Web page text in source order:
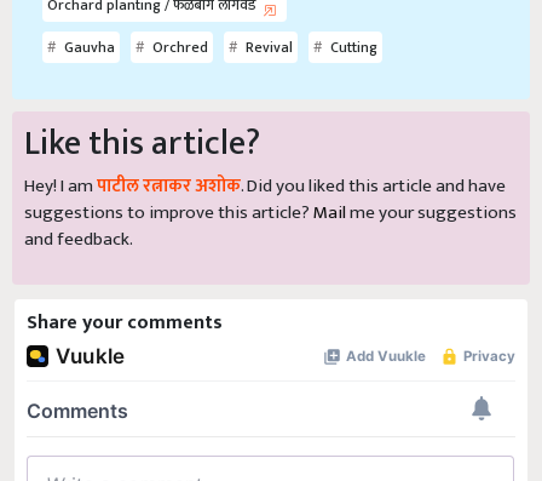
Orchard planting / फळबाग लागवड
Gauvha
Orchred Revival Cutting
Like this article?
Hey! I amपाटील रत्नाकर अशोक. Did you liked this article and have
suggestions to improve this article?Mailme your suggestions
and feedback.
Share your comments